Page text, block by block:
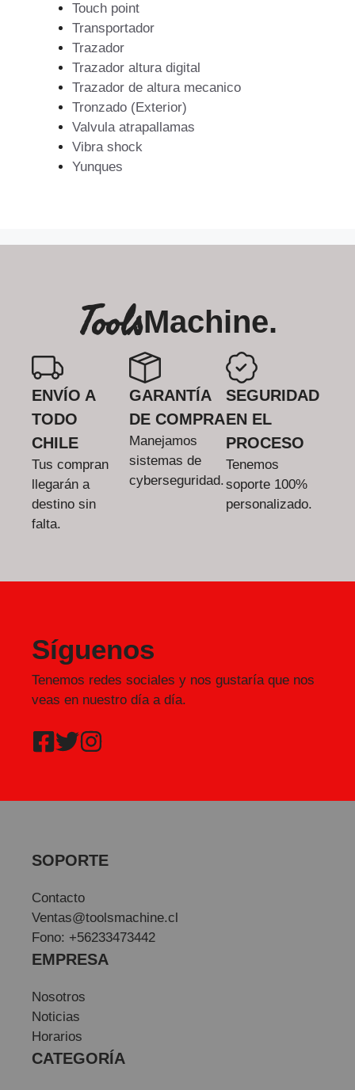
Touch point
Transportador
Trazador
Trazador altura digital
Trazador de altura mecanico
Tronzado (Exterior)
Valvula atrapallamas
Vibra shock
Yunques
ToolsMachine.
ENVÍO A
TODO
CHILE
Tus compran
llegarán a
destino sin
falta.
GARANTÍA
DE COMPRA
Manejamos
sistemas de
cyberseguridad.
SEGURIDAD
EN EL
PROCESO
Tenemos
soporte 100%
personalizado.
Síguenos
Tenemos redes sociales y nos gustaría que nos
veas en nuestro día a día.
SOPORTE
Contacto
Ventas@toolsmachine.cl
Fono: +56233473442
EMPRESA
Nosotros
Noticias
Horarios
CATEGORÍA